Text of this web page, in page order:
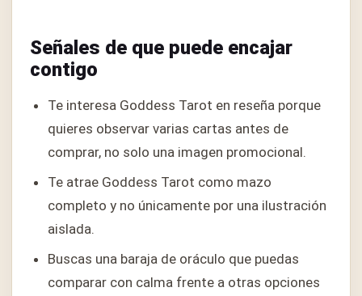
Señales de que puede encajar
contigo
Te interesa Goddess Tarot en reseña porque
quieres observar varias cartas antes de
comprar, no solo una imagen promocional.
Te atrae Goddess Tarot como mazo
completo y no únicamente por una ilustración
aislada.
Buscas una baraja de oráculo que puedas
comparar con calma frente a otras opciones